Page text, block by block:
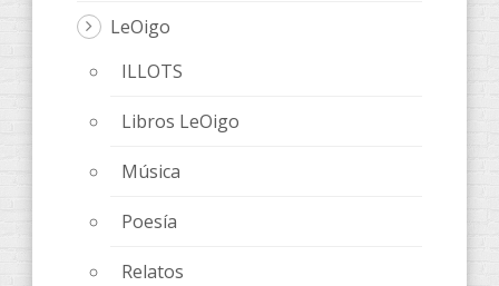
LeOigo
ILLOTS
Libros LeOigo
Música
Poesía
Relatos